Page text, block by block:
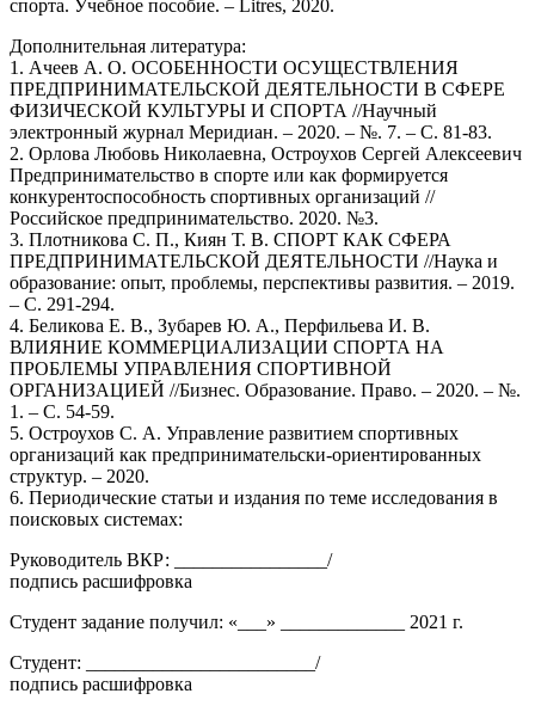
спорта. Учебное пособие. – Litres, 2020.
Дополнительная литература:
1. Ачеев А. О. ОСОБЕННОСТИ ОСУЩЕСТВЛЕНИЯ
ПРЕДПРИНИМАТЕЛЬСКОЙ ДЕЯТЕЛЬНОСТИ В СФЕРЕ
ФИЗИЧЕСКОЙ КУЛЬТУРЫ И СПОРТА //Научный
электронный журнал Меридиан. – 2020. – №. 7. – С. 81-83.
2. Орлова Любовь Николаевна, Остроухов Сергей Алексеевич
Предпринимательство в спорте или как формируется
конкурентоспособность спортивных организаций //
Российское предпринимательство. 2020. №3.
3. Плотникова С. П., Киян Т. В. СПОРТ КАК СФЕРА
ПРЕДПРИНИМАТЕЛЬСКОЙ ДЕЯТЕЛЬНОСТИ //Наука и
образование: опыт, проблемы, перспективы развития. – 2019.
– С. 291-294.
4. Беликова Е. В., Зубарев Ю. А., Перфильева И. В.
ВЛИЯНИЕ КОММЕРЦИАЛИЗАЦИИ СПОРТА НА
ПРОБЛЕМЫ УПРАВЛЕНИЯ СПОРТИВНОЙ
ОРГАНИЗАЦИЕЙ //Бизнес. Образование. Право. – 2020. – №.
1. – С. 54-59.
5. Остроухов С. А. Управление развитием спортивных
организаций как предпринимательски-ориентированных
структур. – 2020.
6. Периодические статьи и издания по теме исследования в
поисковых системах:
Руководитель ВКР: ________________/
подпись расшифровка
Студент задание получил: «___» _____________ 2021 г.
Студент: ________________________/
подпись расшифровка